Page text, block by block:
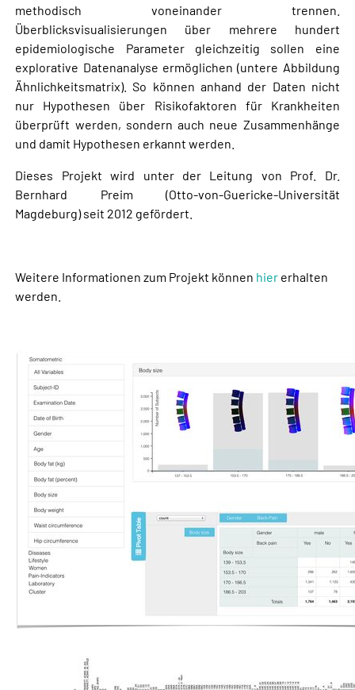
methodisch voneinander trennen.
Überblicksvisualisierungen über mehrere hundert
epidemiologische Parameter gleichzeitig sollen eine
explorative Datenanalyse ermöglichen (untere Abbildung
Ähnlichkeitsmatrix). So können anhand der Daten nicht
nur Hypothesen über Risikofaktoren für Krankheiten
überprüft werden, sondern auch neue Zusammenhänge
und damit Hypothesen erkannt werden.
Dieses Projekt wird unter der Leitung von Prof. Dr.
Bernhard Preim (Otto-von-Guericke-Universität
Magdeburg) seit 2012 gefördert.
Weitere Informationen zum Projekt können hier erhalten
werden.